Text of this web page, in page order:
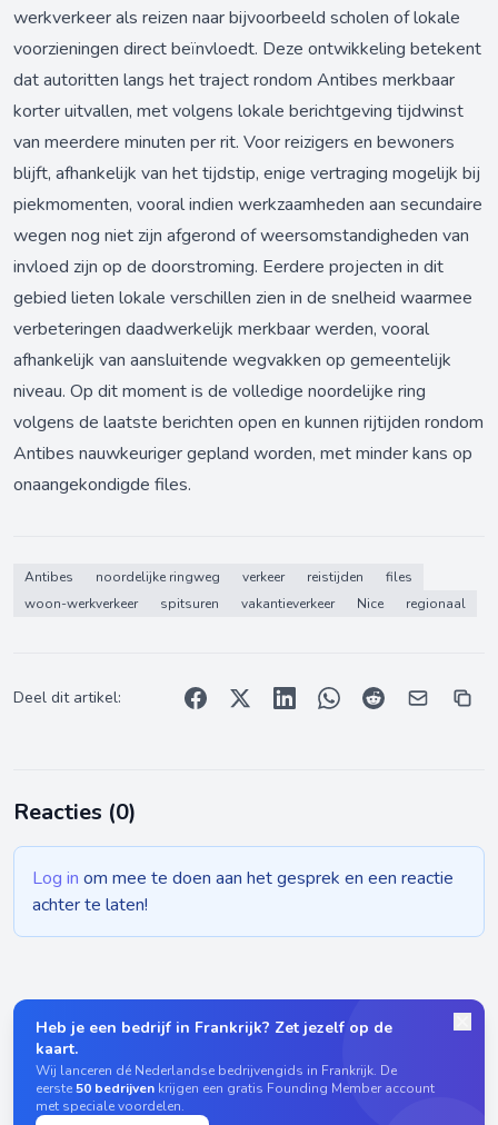
werkverkeer als reizen naar bijvoorbeeld scholen of lokale
voorzieningen direct beïnvloedt. Deze ontwikkeling betekent
dat autoritten langs het traject rondom Antibes merkbaar
korter uitvallen, met volgens lokale berichtgeving tijdwinst
van meerdere minuten per rit. Voor reizigers en bewoners
blijft, afhankelijk van het tijdstip, enige vertraging mogelijk bij
piekmomenten, vooral indien werkzaamheden aan secundaire
wegen nog niet zijn afgerond of weersomstandigheden van
invloed zijn op de doorstroming. Eerdere projecten in dit
gebied lieten lokale verschillen zien in de snelheid waarmee
verbeteringen daadwerkelijk merkbaar werden, vooral
afhankelijk van aansluitende wegvakken op gemeentelijk
niveau. Op dit moment is de volledige noordelijke ring
volgens de laatste berichten open en kunnen rijtijden rondom
Antibes nauwkeuriger gepland worden, met minder kans op
onaangekondigde files.
Antibes noordelijke ringweg verkeer reistijden
files
woon-werkverkeer
spitsuren vakantieverkeer Nice regionaal
Deel dit artikel:
Reacties (0)
Log in om mee te doen aan het gesprek en een reactie
achter te laten!
Heb je een bedrijf in Frankrijk? Zet jezelf op de
kaart.
Wij lanceren dé Nederlandse bedrijvengids in Frankrijk. De
eerste50 bedrijven krijgen een gratis Founding Member account
met speciale voordelen.